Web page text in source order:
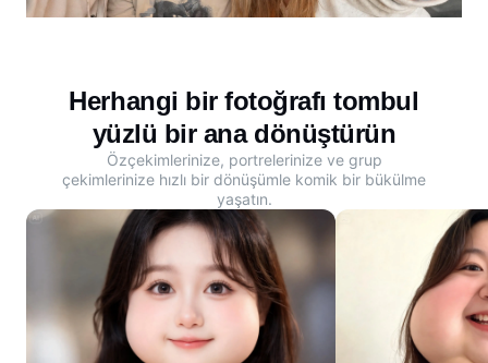
Herhangi bir fotoğrafı tombul
yüzlü bir ana dönüştürün
Özçekimlerinize, portrelerinize ve grup
çekimlerinize hızlı bir dönüşümle komik bir bükülme
yaşatın.